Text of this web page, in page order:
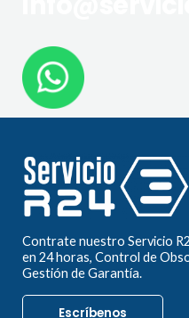
Contrate nuestro Servicio
en 24 horas, Control de
Gestión de Garantía.
Escríbenos